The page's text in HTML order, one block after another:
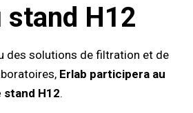
stand H12
des solutions de filtration et de
Erlab participera au
stand H12.